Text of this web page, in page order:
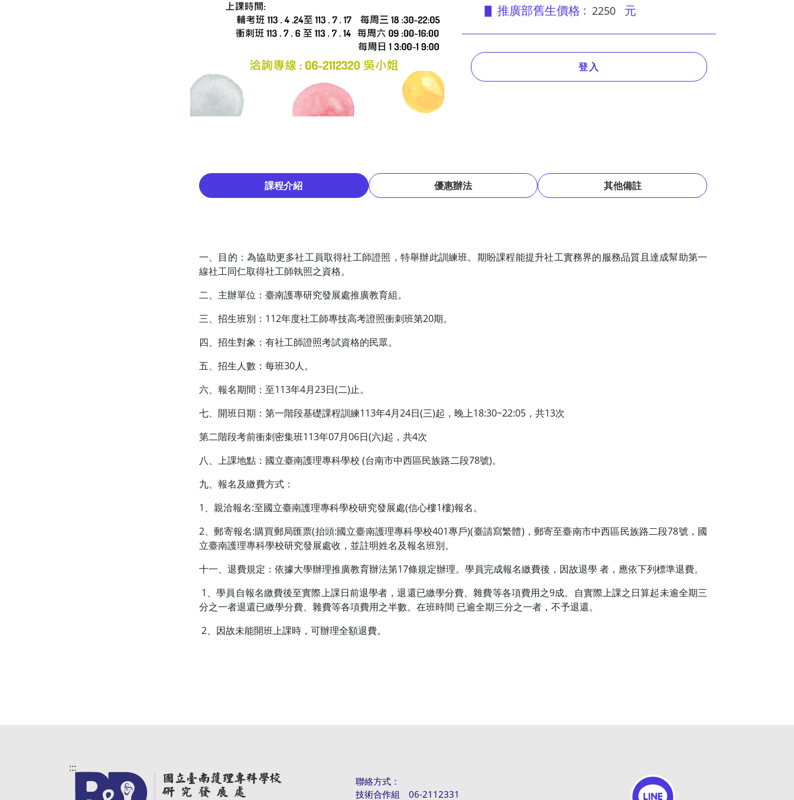
▋ 推廣部舊生價格 : 2250 元
登入
課程介紹 優惠辦法 其他備註
一、目的：為協助更多社工員取得社工師證照，特舉辦此訓練班。期盼課程能提升社工實務界的服務品質且達成幫助第一
線社工同仁取得社工師執照之資格。
二、主辦單位：臺南護專研究發展處推廣教育組。
三、招生班別：112年度社工師專技高考證照衝刺班第20期。
四、招生對象：有社工師證照考試資格的民眾。
五、招生人數：每班30人。
六、報名期間：至113年4月23日(二)止。
七、開班日期：第一階段基礎課程訓練113年4月24日(三)起，晚上18:30~22:05，共13次
第二階段考前衝刺密集班113年07月06日(六)起，共4次
八、上課地點：國立臺南護理專科學校 (台南市中西區民族路二段78號)。
九、報名及繳費方式：
1、親洽報名:至國立臺南護理專科學校研究發展處(信心樓1樓)報名。
2、郵寄報名:購買郵局匯票(抬頭:國立臺南護理專科學校401專戶)(臺請寫繁體)，郵寄至臺南市中西區民族路二段78號，國
立臺南護理專科學校研究發展處收，並註明姓名及報名班別。
十一、退費規定：依據大學辦理推廣教育辦法第17條規定辦理。學員完成報名繳費後，因故退學 者，應依下列標準退費。
1、學員自報名繳費後至實際上課日前退學者，退還已繳學分費、雜費等各項費用之9成。自實際上課之日算起未逾全期三
分之一者退還已繳學分費、雜費等各項費用之半數。在班時間 已逾全期三分之一者，不予退還。
2、因故未能開班上課時，可辦理全額退費。
:::
聯絡方式：
技術合作組 06-2112331